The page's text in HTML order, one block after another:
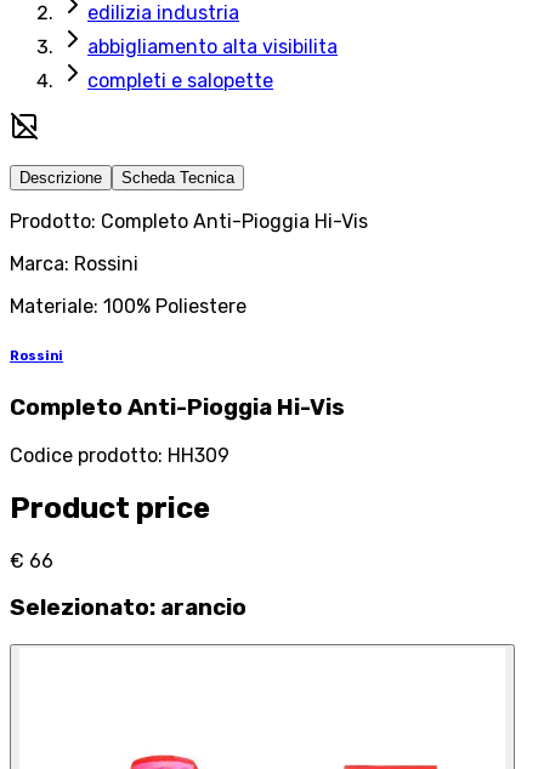
edilizia industria
abbigliamento alta visibilita
completi e salopette
Descrizione Scheda Tecnica
Prodotto: Completo Anti-Pioggia Hi-Vis
Marca: Rossini
Materiale: 100% Poliestere
Rossini
Completo Anti-Pioggia Hi-Vis
Codice prodotto: HH309
Product price
€ 66
Selezionato: arancio